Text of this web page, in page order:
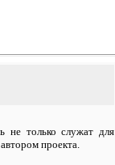
не только служат для
проекта.